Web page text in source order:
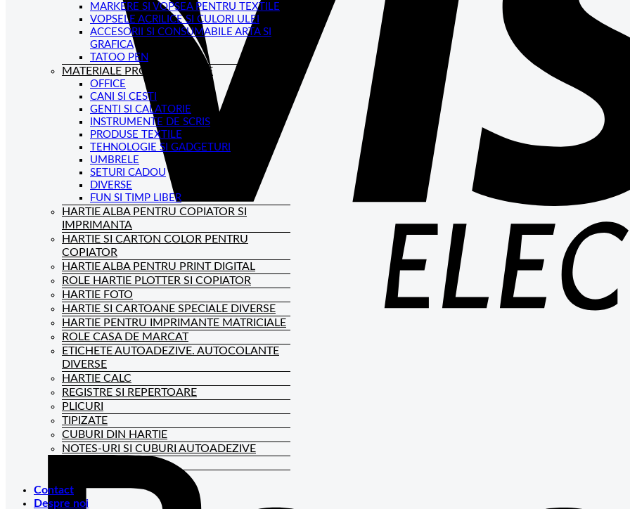
MARKERE SI VOPSEA PENTRU TEXTILE
VOPSELE ACRILICE SI CULORI ULEI
ACCESORII SI CONSUMABILE ARTA SI
GRAFICA
TATOO PEN
MATERIALE PROMOTIONALE
OFFICE
CANI SI CESTI
GENTI SI CALATORIE
INSTRUMENTE DE SCRIS
PRODUSE TEXTILE
TEHNOLOGIE SI GADGETURI
UMBRELE
SETURI CADOU
DIVERSE
FUN SI TIMP LIBER
HARTIE ALBA PENTRU COPIATOR SI
IMPRIMANTA
HARTIE SI CARTON COLOR PENTRU
COPIATOR
HARTIE ALBA PENTRU PRINT DIGITAL
ROLE HARTIE PLOTTER SI COPIATOR
HARTIE FOTO
HARTIE SI CARTOANE SPECIALE DIVERSE
HARTIE PENTRU IMPRIMANTE MATRICIALE
ROLE CASA DE MARCAT
ETICHETE AUTOADEZIVE. AUTOCOLANTE
DIVERSE
HARTIE CALC
REGISTRE SI REPERTOARE
PLICURI
TIPIZATE
CUBURI DIN HARTIE
NOTES-URI SI CUBURI AUTOADEZIVE
Contact
Despre noi